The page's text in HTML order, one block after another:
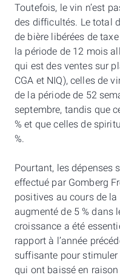
Toutefois, le vin n’est
des difficultés. Le total
de bière libérées de
la période de 12 mois
qui est des ventes sur
CGA et NIQ), celles de
de la période de 52
septembre, tandis que
% et que celles de
%.
Pourtant, les dépenses
effectué par Gomberg
positives au cours de
augmenté de 5 % dans
croissance a été
rapport à l’année
suffisante pour
qui ont baissé en